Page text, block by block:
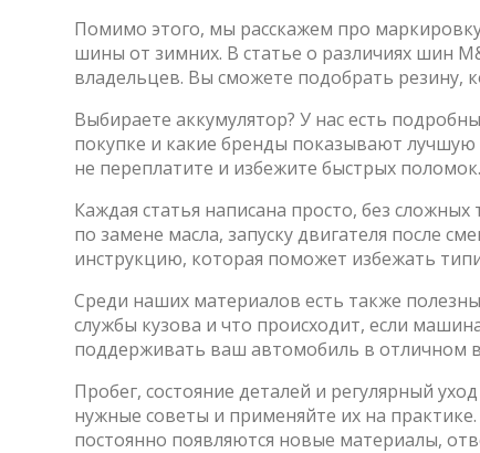
Помимо этого, мы расскажем про
шины от зимних. В статье о различиях шин
владельцев. Вы сможете подобрать резину,
Выбираете аккумулятор? У нас есть
покупке и какие бренды показывают
не переплатите и избежите быстрых поломок.
Каждая статья написана просто, без
по замене масла, запуску двигателя после
инструкцию, которая поможет избежать
Среди наших материалов есть также
службы кузова и что происходит, если
поддерживать ваш автомобиль в отличном
Пробег, состояние деталей и регулярный
нужные советы и применяйте их на
постоянно появляются новые материалы,